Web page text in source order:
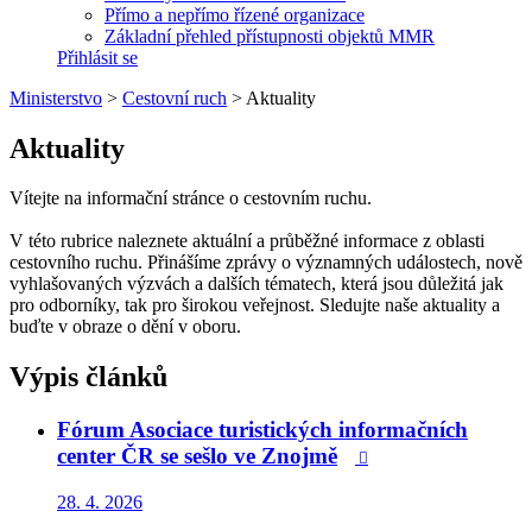
Přímo a nepřímo řízené organizace
Základní přehled přístupnosti objektů MMR
Přihlásit se
Ministerstvo > Cestovní ruch > Aktuality
Aktuality
Vítejte na informační stránce o cestovním ruchu.
V této rubrice naleznete aktuální a průběžné informace z oblasti
cestovního ruchu. Přinášíme zprávy o významných událostech, nově
vyhlašovaných výzvách a dalších tématech, která jsou důležitá jak
pro odborníky, tak pro širokou veřejnost. Sledujte naše aktuality a
buďte v obraze o dění v oboru.
Výpis článků
Fórum Asociace turistických informačních
center ČR se sešlo ve Znojmě

28. 4. 2026